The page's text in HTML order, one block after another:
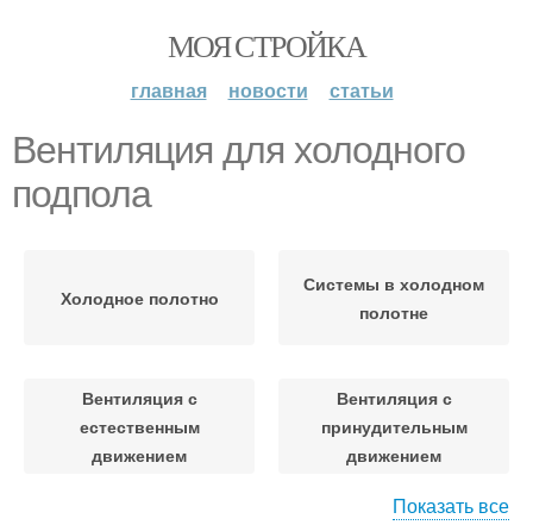
МОЯ СТРОЙКА
главная новости статьи
Вентиляция для холодного
подпола
Холодное полотно
Системы в холодном
полотне
Вентиляция с
естественным
движением
Вентиляция с
принудительным
движением
Показать все